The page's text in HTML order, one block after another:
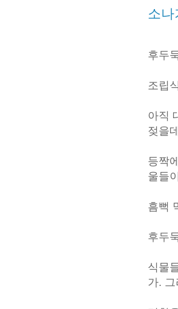
소나
후두
조립
아직
젖을
등짝
울들
흠뻑
후두
식물
가.